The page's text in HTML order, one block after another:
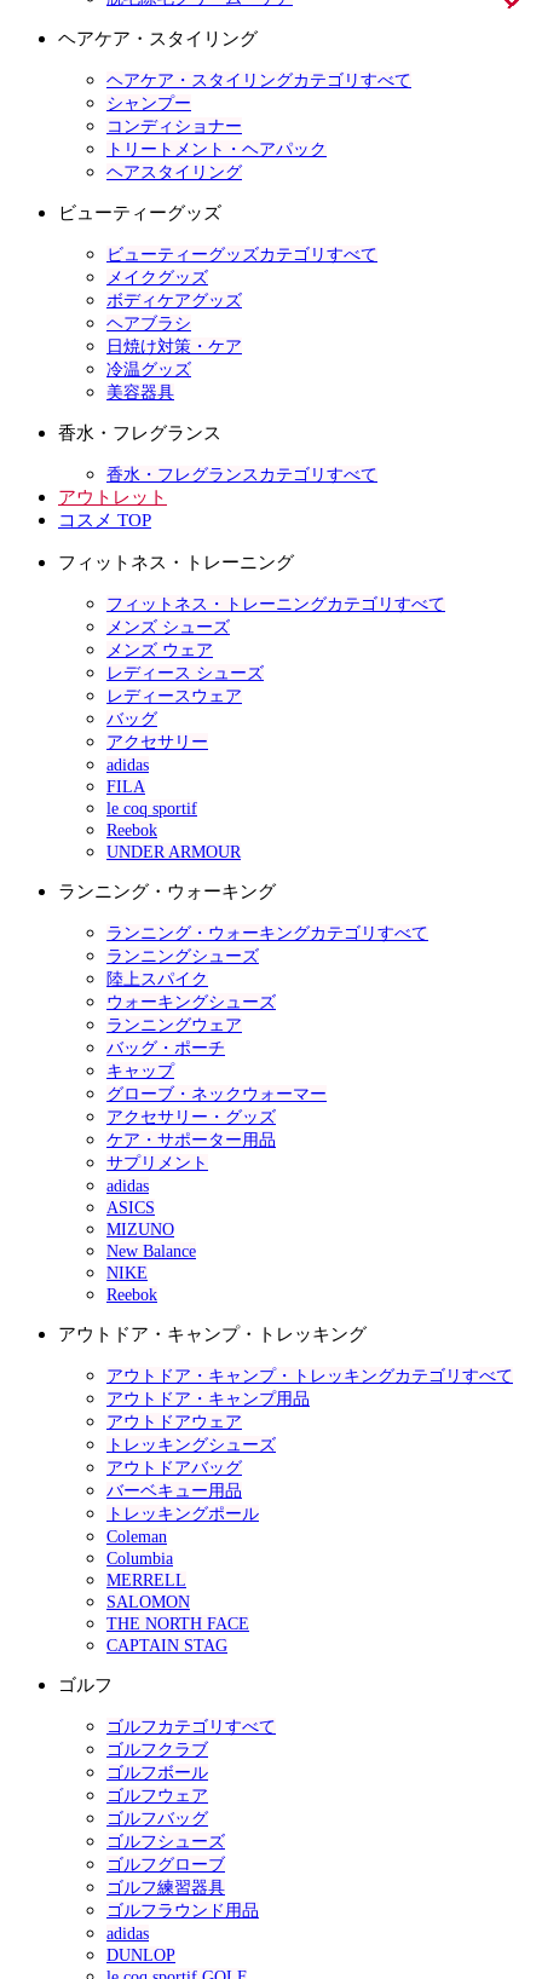
ヘアケア・スタイリング
ヘアケア・スタイリングカテゴリすべて
シャンプー
コンディショナー
トリートメント・ヘアパック
ヘアスタイリング
ビューティーグッズ
ビューティーグッズカテゴリすべて
メイクグッズ
ボディケアグッズ
ヘアブラシ
日焼け対策・ケア
冷温グッズ
美容器具
香水・フレグランス
香水・フレグランスカテゴリすべて
アウトレット
コスメ TOP
フィットネス・トレーニング
フィットネス・トレーニングカテゴリすべて
メンズ シューズ
メンズ ウェア
レディース シューズ
レディースウェア
バッグ
アクセサリー
adidas
FILA
le coq sportif
Reebok
UNDER ARMOUR
ランニング・ウォーキング
ランニング・ウォーキングカテゴリすべて
ランニングシューズ
陸上スパイク
ウォーキングシューズ
ランニングウェア
バッグ・ポーチ
キャップ
グローブ・ネックウォーマー
アクセサリー・グッズ
ケア・サポーター用品
サプリメント
adidas
ASICS
MIZUNO
New Balance
NIKE
Reebok
アウトドア・キャンプ・トレッキング
アウトドア・キャンプ・トレッキングカテゴリすべて
アウトドア・キャンプ用品
アウトドアウェア
トレッキングシューズ
アウトドアバッグ
バーベキュー用品
トレッキングポール
Coleman
Columbia
MERRELL
SALOMON
THE NORTH FACE
CAPTAIN STAG
ゴルフ
ゴルフカテゴリすべて
ゴルフクラブ
ゴルフボール
ゴルフウェア
ゴルフバッグ
ゴルフシューズ
ゴルフグローブ
ゴルフ練習器具
ゴルフラウンド用品
adidas
DUNLOP